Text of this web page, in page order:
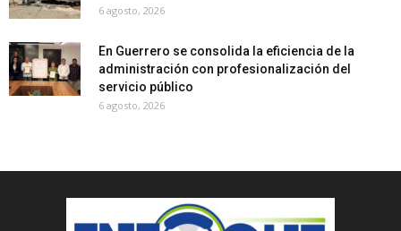
6 agosto, 2026
En Guerrero se consolida la eficiencia de la
administración con profesionalización del
servicio público
6 agosto, 2026